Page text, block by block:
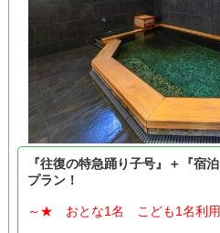
『往復の特急踊り子号』＋『宿
プラン！
～★ おとな1名 こども1名利